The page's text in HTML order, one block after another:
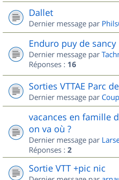
Dallet
Dernier message par
Enduro puy de sancy
Dernier message par
Réponses : 16
Sorties VTTAE Parc
Dernier message par
vacances en famille
on va où ?
Dernier message par
Réponses : 2
Sortie VTT +pic nic